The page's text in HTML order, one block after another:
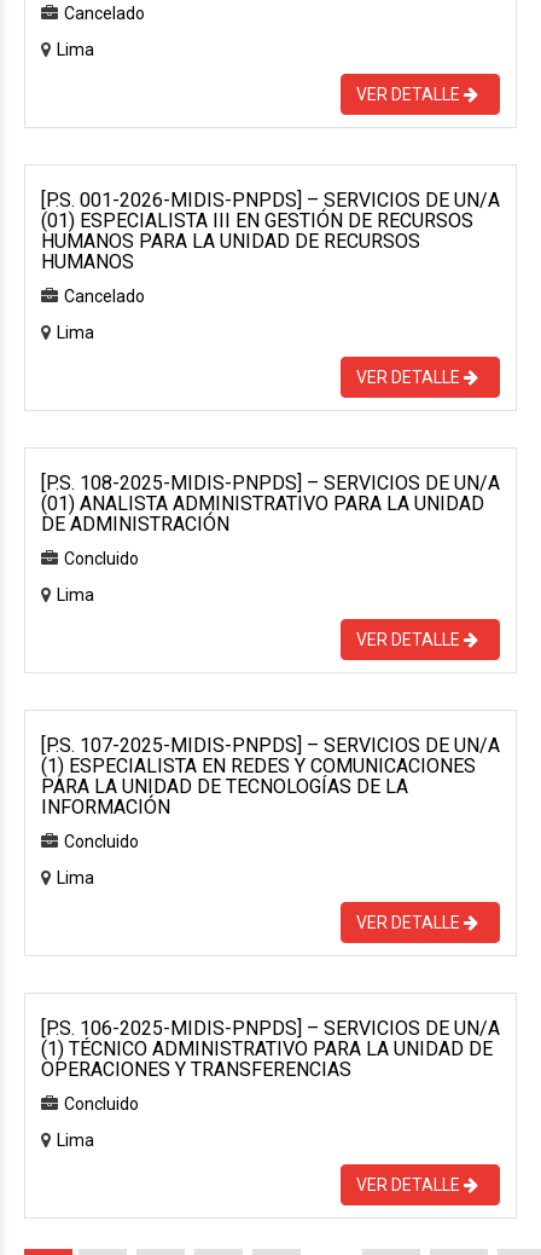
Cancelado
Lima
VER DETALLE
[P.S. 001-2026-MIDIS-PNPDS] – SERVICIOS DE UN/A
(01) ESPECIALISTA III EN GESTIÓN DE RECURSOS
HUMANOS PARA LA UNIDAD DE RECURSOS
HUMANOS
Cancelado
Lima
VER DETALLE
[P.S. 108-2025-MIDIS-PNPDS] – SERVICIOS DE UN/A
(01) ANALISTA ADMINISTRATIVO PARA LA UNIDAD
DE ADMINISTRACIÓN
Concluido
Lima
VER DETALLE
[P.S. 107-2025-MIDIS-PNPDS] – SERVICIOS DE UN/A
(1) ESPECIALISTA EN REDES Y COMUNICACIONES
PARA LA UNIDAD DE TECNOLOGÍAS DE LA
INFORMACIÓN
Concluido
Lima
VER DETALLE
[P.S. 106-2025-MIDIS-PNPDS] – SERVICIOS DE UN/A
(1) TÉCNICO ADMINISTRATIVO PARA LA UNIDAD DE
OPERACIONES Y TRANSFERENCIAS
Concluido
Lima
VER DETALLE